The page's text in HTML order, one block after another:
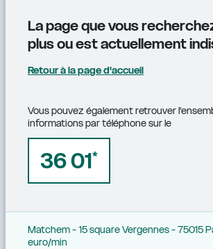
La page que vous
plus ou est actuellement
Retour à la page d'accueil
Vous pouvez également retrouver
informations par téléphone sur le
36 01*
Matchem - 15 square Vergennes - 75015
euro/min